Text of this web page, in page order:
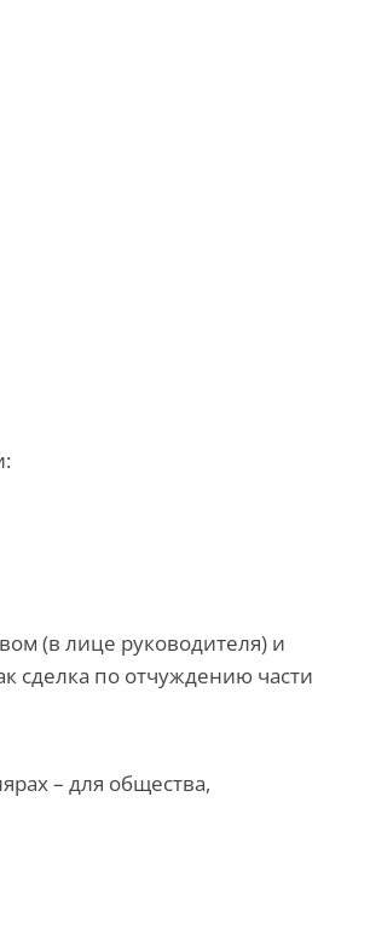
(в лице руководителя) и
сделка по отчуждению части
– для общества,